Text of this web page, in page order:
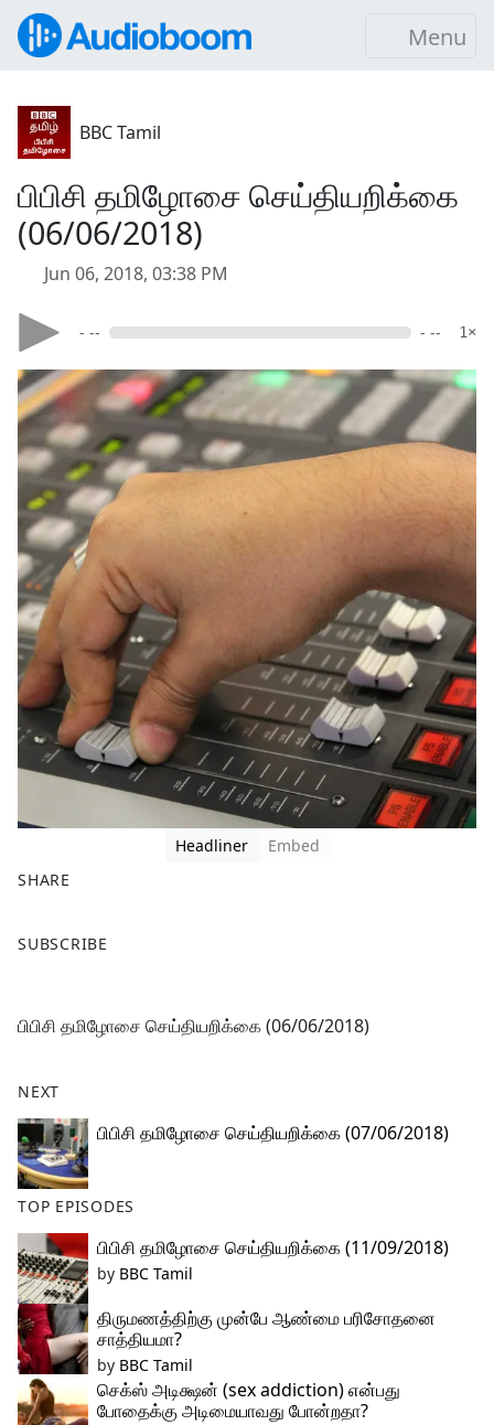
Menu
BBC Tamil
பிபிசி தமிழோசை செய்தியறிக்கை
(06/06/2018)
Jun 06, 2018, 03:38 PM
- -- - -- 1×
Headliner
Embed
SHARE
a
b
o
k
SUBSCRIBE
பிபிசி தமிழோசை செய்தியறிக்கை (06/06/2018)
NEXT
பிபிசி தமிழோசை செய்தியறிக்கை (07/06/2018)
TOP EPISODES
பிபிசி தமிழோசை செய்தியறிக்கை (11/09/2018)
by BBC Tamil
திருமணத்திற்கு முன்பே ஆண்மை பரிசோதனை
சாத்தியமா?
by BBC Tamil
செக்ஸ் அடிக்ஷன் (sex addiction) என்பது
போதைக்கு அடிமையாவது போன்றதா?